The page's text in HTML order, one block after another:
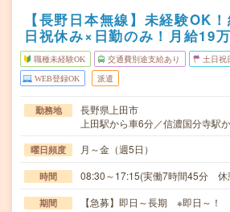
【長野日本無線】未経験OK
日祝休み×日勤のみ！月給19
職種未経験OK 交通費別途支給あり 土日祝
WEB登録OK 派遣
勤務地
長野県上田市
上田駅から車6分／信濃国分寺駅
曜日頻度 月～金（週5日）
時間 08:30～17:15(実働7時間45分 休
期間 【急募】即日～長期 ※即日～！